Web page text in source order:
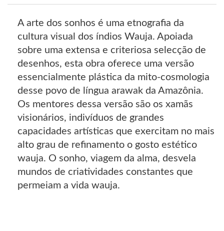
A arte dos sonhos é uma etnografia da
cultura visual dos índios Wauja. Apoiada
sobre uma extensa e criteriosa selecção de
desenhos, esta obra oferece uma versão
essencialmente plástica da mito-cosmologia
desse povo de língua arawak da Amazônia.
Os mentores dessa versão são os xamãs
visionários, indivíduos de grandes
capacidades artísticas que exercitam no mais
alto grau de refinamento o gosto estético
wauja. O sonho, viagem da alma, desvela
mundos de criatividades constantes que
permeiam a vida wauja.